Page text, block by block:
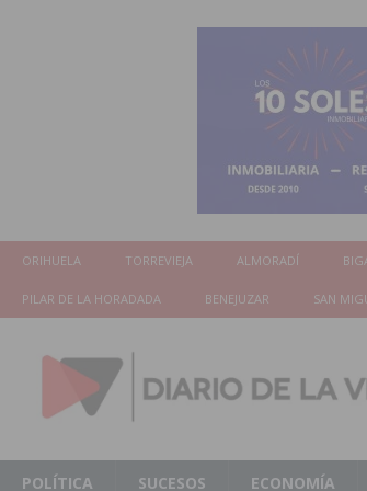
ORIHUELA TORREVIEJA ALMORADÍ
PILAR DE LA HORADADA BENEJUZAR SAN
POLÍTICA SUCESOS ECONOMÍA